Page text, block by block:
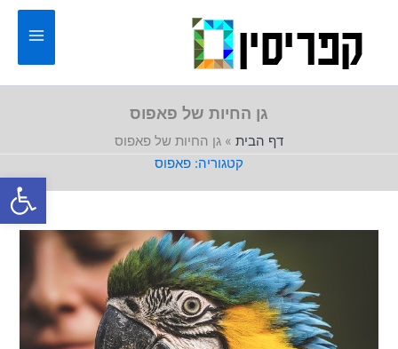
פתח
גן החיות של פאפוס
דף הבית » גן החיות של פאפוס
פאפוס